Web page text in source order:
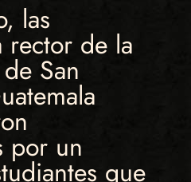
las
rector de la
San
por un
que